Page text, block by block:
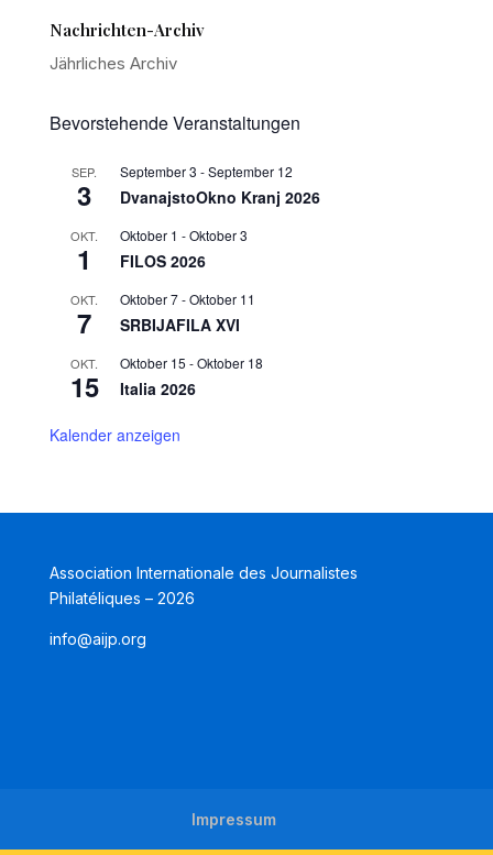
Nachrichten-Archiv
Jährliches Archiv
Bevorstehende Veranstaltungen
SEP.
3
September 3 -September 12
DvanajstoOkno Kranj 2026
OKT.
1
Oktober 1 -Oktober 3
FILOS 2026
OKT.
7
Oktober 7-Oktober 11
SRBIJAFILA XVI
OKT.
15
Oktober 15 -Oktober 18
Italia 2026
Kalender anzeigen
Association Internationale des Journalistes
Philatéliques – 2026
info@aijp.org
Impressum